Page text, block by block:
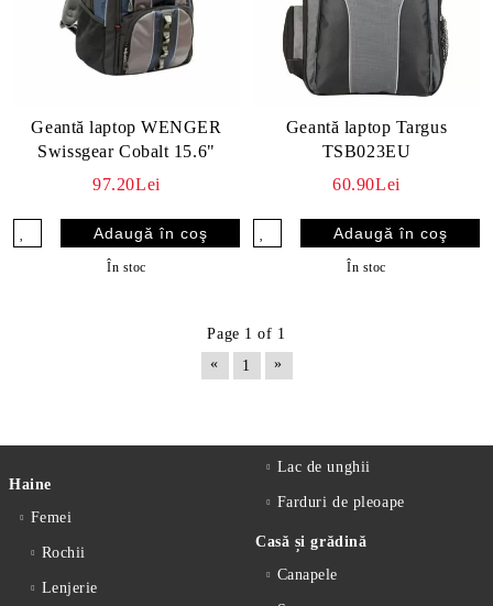
Geantă laptop WENGER
Swissgear Cobalt 15.6"
97.20Lei
În stoc
Geantă laptop Targus
TSB023EU
60.90Lei
În stoc
Page 1 of 1
«
1 »
Haine
Femei
Rochii
Lenjerie
Lac de unghii
Farduri de pleoape
Casă și grădină
Canapele